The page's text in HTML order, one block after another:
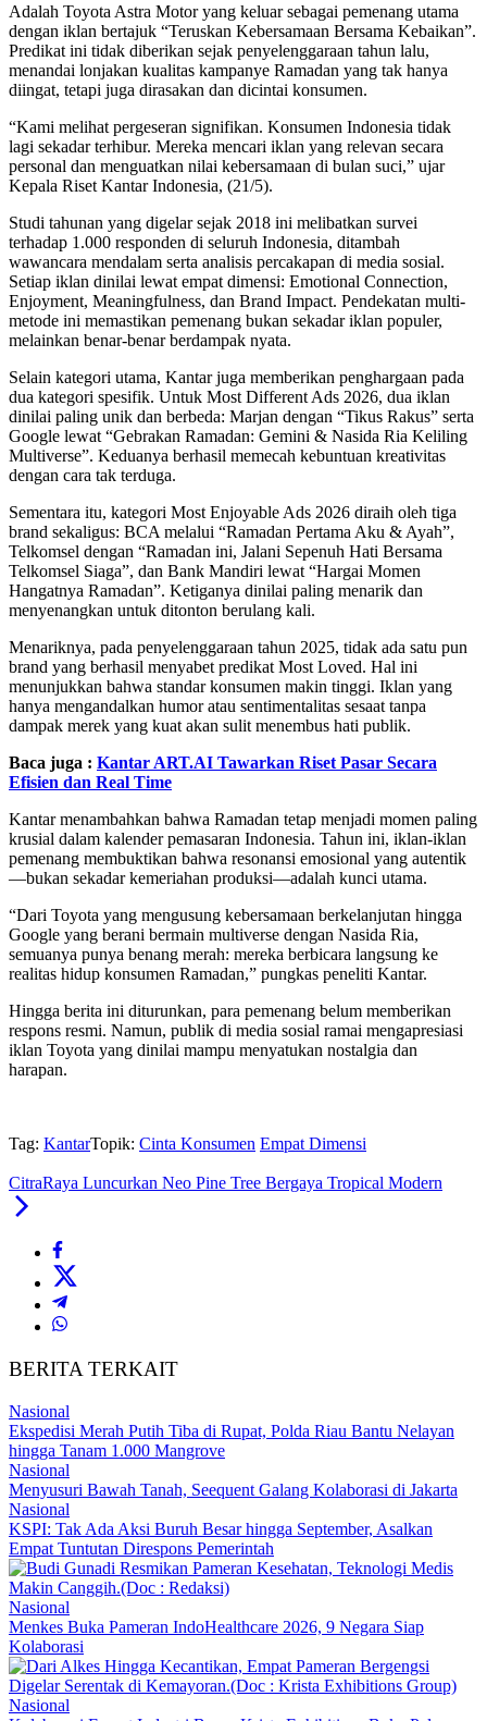
Adalah Toyota Astra Motor yang keluar sebagai pemenang utama
dengan iklan bertajuk “Teruskan Kebersamaan Bersama Kebaikan”.
Predikat ini tidak diberikan sejak penyelenggaraan tahun lalu,
menandai lonjakan kualitas kampanye Ramadan yang tak hanya
diingat, tetapi juga dirasakan dan dicintai konsumen.
“Kami melihat pergeseran signifikan. Konsumen Indonesia tidak
lagi sekadar terhibur. Mereka mencari iklan yang relevan secara
personal dan menguatkan nilai kebersamaan di bulan suci,” ujar
Kepala Riset Kantar Indonesia, (21/5).
Studi tahunan yang digelar sejak 2018 ini melibatkan survei
terhadap 1.000 responden di seluruh Indonesia, ditambah
wawancara mendalam serta analisis percakapan di media sosial.
Setiap iklan dinilai lewat empat dimensi: Emotional Connection,
Enjoyment, Meaningfulness, dan Brand Impact. Pendekatan multi-
metode ini memastikan pemenang bukan sekadar iklan populer,
melainkan benar-benar berdampak nyata.
Selain kategori utama, Kantar juga memberikan penghargaan pada
dua kategori spesifik. Untuk Most Different Ads 2026, dua iklan
dinilai paling unik dan berbeda: Marjan dengan “Tikus Rakus” serta
Google lewat “Gebrakan Ramadan: Gemini & Nasida Ria Keliling
Multiverse”. Keduanya berhasil memecah kebuntuan kreativitas
dengan cara tak terduga.
Sementara itu, kategori Most Enjoyable Ads 2026 diraih oleh tiga
brand sekaligus: BCA melalui “Ramadan Pertama Aku & Ayah”,
Telkomsel dengan “Ramadan ini, Jalani Sepenuh Hati Bersama
Telkomsel Siaga”, dan Bank Mandiri lewat “Hargai Momen
Hangatnya Ramadan”. Ketiganya dinilai paling menarik dan
menyenangkan untuk ditonton berulang kali.
Menariknya, pada penyelenggaraan tahun 2025, tidak ada satu pun
brand yang berhasil menyabet predikat Most Loved. Hal ini
menunjukkan bahwa standar konsumen makin tinggi. Iklan yang
hanya mengandalkan humor atau sentimentalitas sesaat tanpa
dampak merek yang kuat akan sulit menembus hati publik.
Baca juga : Kantar ART.AI Tawarkan Riset Pasar Secara
Efisien dan Real Time
Kantar menambahkan bahwa Ramadan tetap menjadi momen paling
krusial dalam kalender pemasaran Indonesia. Tahun ini, iklan-iklan
pemenang membuktikan bahwa resonansi emosional yang autentik
—bukan sekadar kemeriahan produksi—adalah kunci utama.
“Dari Toyota yang mengusung kebersamaan berkelanjutan hingga
Google yang berani bermain multiverse dengan Nasida Ria,
semuanya punya benang merah: mereka berbicara langsung ke
realitas hidup konsumen Ramadan,” pungkas peneliti Kantar.
Hingga berita ini diturunkan, para pemenang belum memberikan
respons resmi. Namun, publik di media sosial ramai mengapresiasi
iklan Toyota yang dinilai mampu menyatukan nostalgia dan
harapan.
Tag: KantarTopik: Cinta Konsumen Empat Dimensi
CitraRaya Luncurkan Neo Pine Tree Bergaya Tropical Modern
BERITA TERKAIT
Nasional
Ekspedisi Merah Putih Tiba di Rupat, Polda Riau Bantu Nelayan
hingga Tanam 1.000 Mangrove
Nasional
Menyusuri Bawah Tanah, Seequent Galang Kolaborasi di Jakarta
Nasional
KSPI: Tak Ada Aksi Buruh Besar hingga September, Asalkan
Empat Tuntutan Direspons Pemerintah
Nasional
Menkes Buka Pameran IndoHealthcare 2026, 9 Negara Siap
Kolaborasi
Nasional